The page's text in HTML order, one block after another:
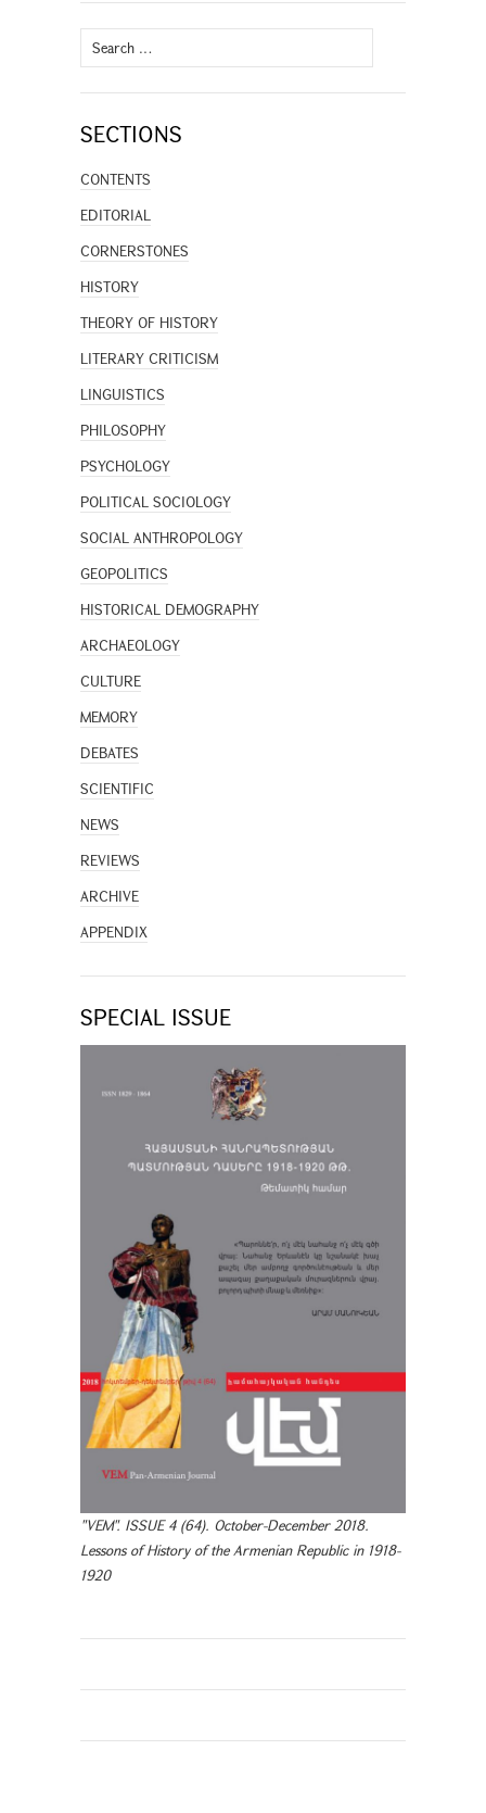
Search
for:
SECTIONS
CONTENTS
EDITORIAL
CORNERSTONES
HISTORY
THEORY OF HISTORY
LITERARY CRITICISM
LINGUISTICS
PHILOSOPHY
PSYCHOLOGY
POLITICAL SOCIOLOGY
SOCIAL ANTHROPOLOGY
GEOPOLITICS
HISTORICAL DEMOGRAPHY
ARCHAEOLOGY
CULTURE
MEMORY
DEBATES
SCIENTIFIC
NEWS
REVIEWS
ARCHIVE
APPENDIX
SPECIAL ISSUE
"VEM". ISSUE 4 (64). October-December 2018.
Lessons of History of the Armenian Republic in 1918-
1920